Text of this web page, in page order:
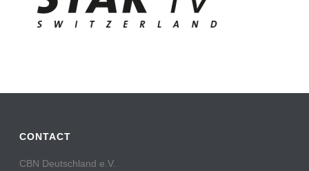
CONTACT
CBN Deutschland e.V.